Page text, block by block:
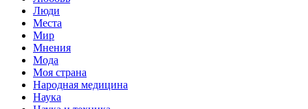
Люди
Места
Мир
Мнения
Мода
Моя страна
Народная медицина
Наука